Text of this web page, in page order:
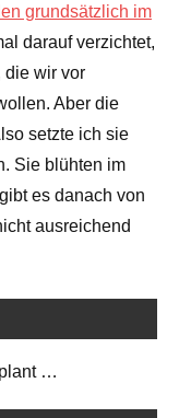
grundsätzlich im
darauf verzichtet,
die wir vor
Aber die
setzte ich sie
Sie blühten im
es danach von
ausreichend
…